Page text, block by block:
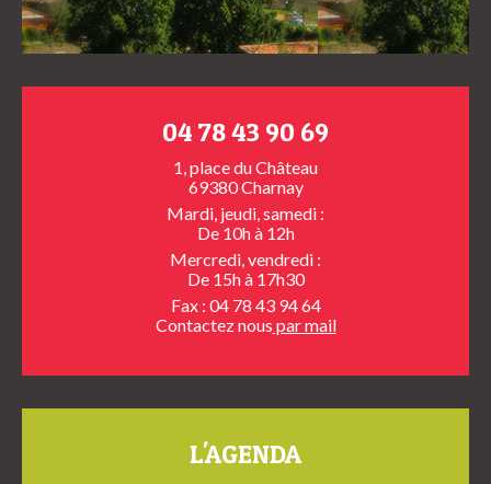
04 78 43 90 69
1, place du Château
69380 Charnay
Mardi, jeudi, samedi :
De 10h à 12h
Mercredi, vendredi :
De 15h à 17h30
Fax : 04 78 43 94 64
Contactez nous par mail
L'AGENDA